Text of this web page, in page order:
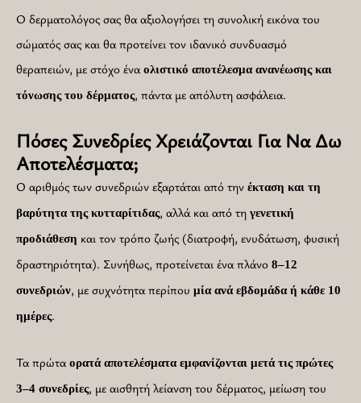
Ο δερματολόγος σας θα αξιολογήσει τη συνολική εικόνα του
σώματός σας και θα προτείνει τον ιδανικό συνδυασμό
θεραπειών, με στόχο ένα ολιστικό αποτέλεσμα ανανέωσης και
τόνωσης του δέρματος, πάντα με απόλυτη ασφάλεια.
Πόσες Συνεδρίες Χρειάζονται Για Να Δω
Αποτελέσματα;
Ο αριθμός των συνεδριών εξαρτάται από την έκταση και τη
βαρύτητα της κυτταρίτιδας, αλλά και από τη γενετική
προδιάθεση και τον τρόπο ζωής (διατροφή, ενυδάτωση, φυσική
δραστηριότητα). Συνήθως, προτείνεται ένα πλάνο 8–12
συνεδριών, με συχνότητα περίπου μία ανά εβδομάδα ή κάθε 10
ημέρες.
Τα πρώτα ορατά αποτελέσματα εμφανίζονται μετά τις πρώτες
3–4 συνεδρίες, με αισθητή λείανση του δέρματος, μείωση του